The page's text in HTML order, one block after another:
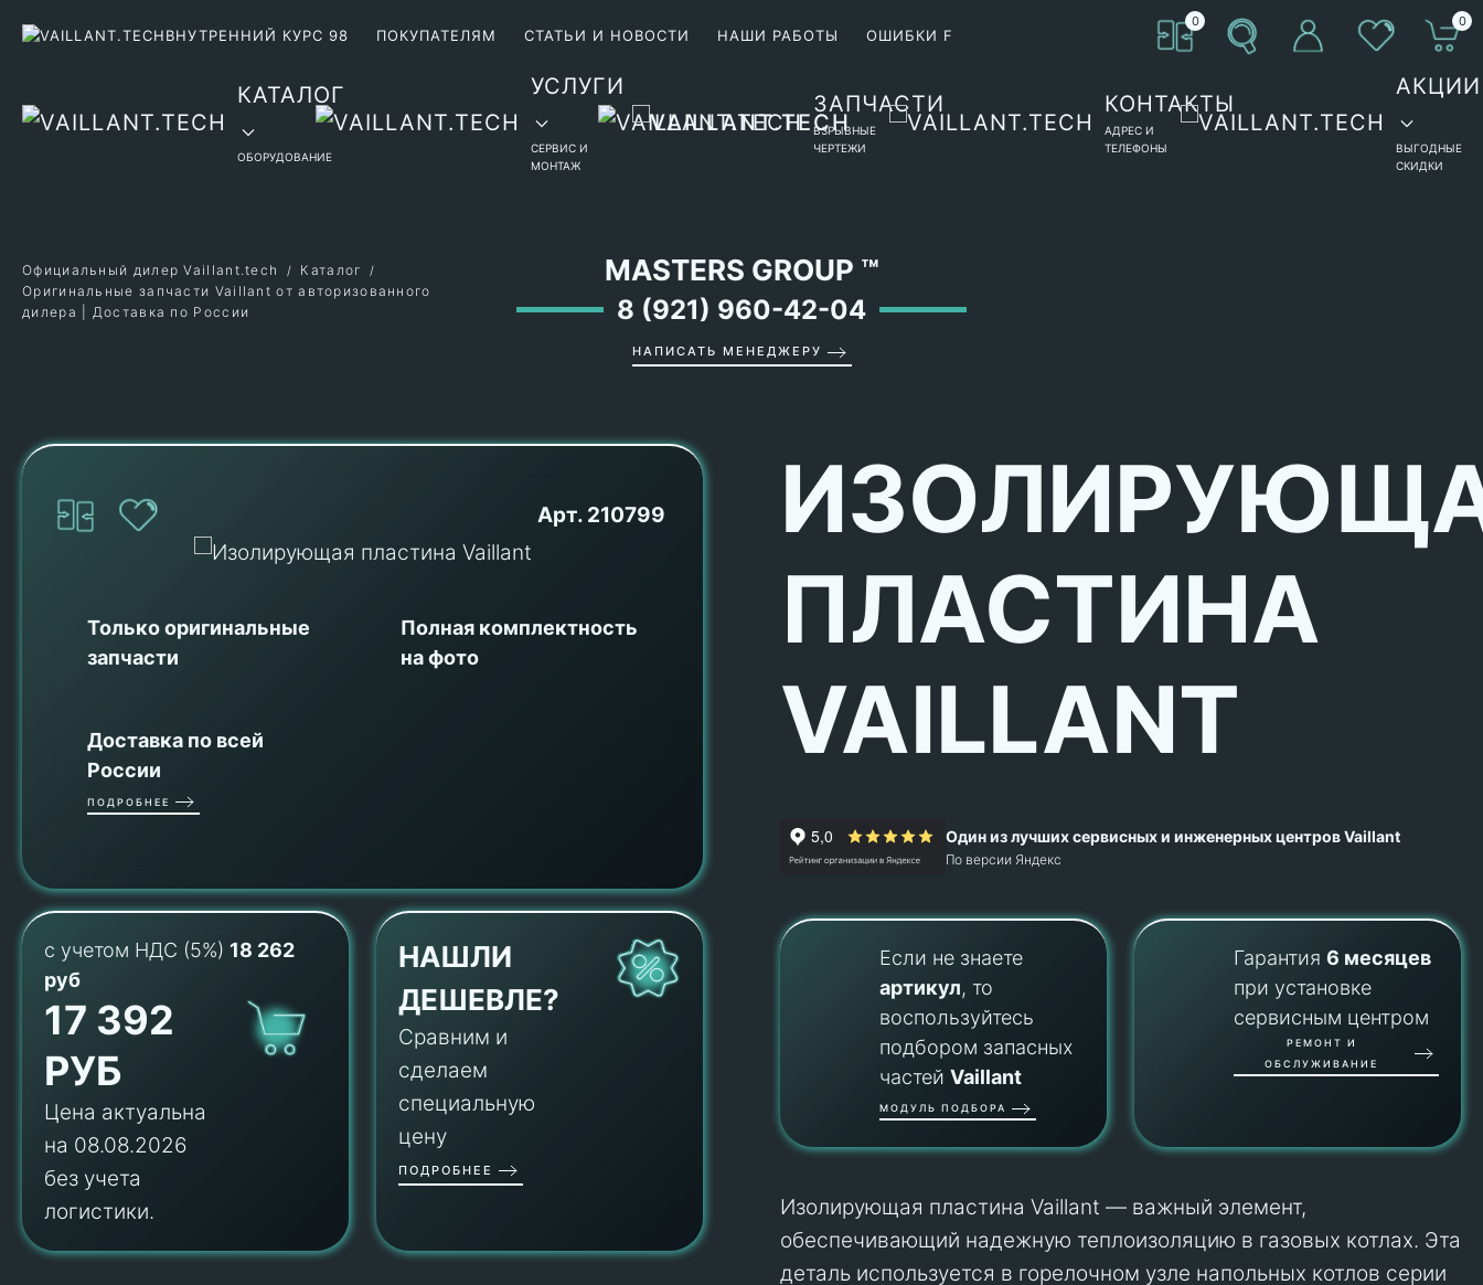
ВНУТРЕННИЙ КУРС 98 ПОКУПАТЕЛЯМ СТАТЬИ И НОВОСТИ НАШИ РАБОТЫ ОШИБКИ F
0 0
КАТАЛОГ
ОБОРУДОВАНИЕ
УСЛУГИ
СЕРВИС И
МОНТАЖ
ЗАПЧАСТИ
ВЗРЫВНЫЕ
ЧЕРТЕЖИ
КОНТАКТЫ
АДРЕС И
ТЕЛЕФОНЫ
АКЦИИ
ВЫГОДНЫЕ
СКИДКИ
MASTERS GROUP ™
8 (921) 960-42-04
НАПИСАТЬ МЕНЕДЖЕРУ
Официальный дилер Vaillant.tech
Каталог
Оригинальные запчасти Vaillant от авторизованного
дилера | Доставка по России
Арт. 210799
Только оригинальные
запчасти
Полная комплектность
на фото
Доставка по всей
России
ПОДРОБНЕЕ
с учетом НДС (5%) 18 262
руб
17 392
РУБ
Цена актуальна
на 08.08.2026
без учета
логистики.
НАШЛИ
ДЕШЕВЛЕ?
Сравним и
сделаем
специальную
цену
ПОДРОБНЕЕ
ПЛАСТИНА
VAILLANT
Один из лучших сервисных и инженерных центров Vaillant
По версии Яндекс
Если не знаете
артикул, то
воспользуйтесь
подбором запасных
частейVaillant
МОДУЛЬ ПОДБОРА
Гарантия6 месяцев
при установке
сервисным центром
РЕМОНТ И
ОБСЛУЖИВАНИЕ
Изолирующая пластина Vaillant — важный элемент,
обеспечивающий надежную теплоизоляцию в газовых котлах. Эта
деталь используется в горелочном узле напольных котлов серии